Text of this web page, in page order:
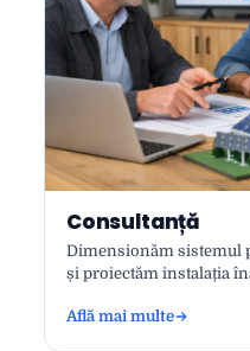
Consultanță
Dimensionăm sistemul
și proiectăm instalația
Află mai multe